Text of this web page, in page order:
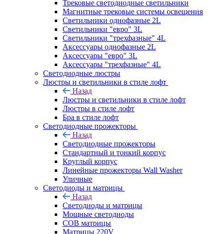
Трековые светодиодные светильники
Магнитные трековые системы освещения
Светильники однофазные 2L
Светильники "евро" 3L
Светильники "трехфазные" 4L
Аксессуары однофазные 2L
Аксессуары "евро" 3L
Аксессуары "трехфазные" 4L
Светодиодные люстры
Люстры и светильники в стиле лофт
Назад
Люстры и светильники в стиле лофт
Люстры в стиле лофт
Бра в стиле лофт
Светодиодные прожекторы
Назад
Светодиодные прожекторы
Стандартный и тонкий корпус
Круглый корпус
Линейные прожекторы Wall Washer
Уличные
Светодиоды и матрицы
Назад
Светодиоды и матрицы
Мощные светодиоды
COB матрицы
Матрицы 220V